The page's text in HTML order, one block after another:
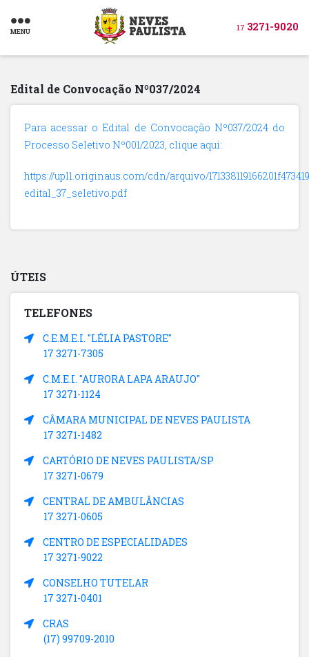
MENU 17 3271-9020
Edital de Convocação Nº037/2024
Para acessar o Edital de Convocação Nº037/2024 do
Processo Seletivo Nº001/2023, clique aqui:
https://upl1.originaus.com/cdn/arquivo/
edital_37_seletivo.pdf
ÚTEIS
TELEFONES
C.E.M.E.I. "LÉLIA PASTORE"
17 3271-7305
C.M.E.I. "AURORA LAPA ARAUJO"
17 3271-1124
CÂMARA MUNICIPAL DE NEVES PAULISTA
17 3271-1482
CARTÓRIO DE NEVES PAULISTA/SP
17 3271-0679
CENTRAL DE AMBULÂNCIAS
17 3271-0605
CENTRO DE ESPECIALIDADES
17 3271-9022
CONSELHO TUTELAR
17 3271-0401
CRAS
(17) 99709-2010